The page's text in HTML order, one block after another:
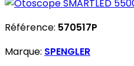
Référence: 570517P
Marque: SPENGLER